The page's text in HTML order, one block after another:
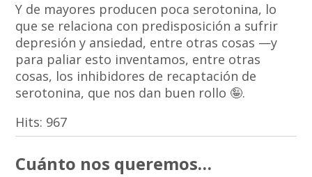
Y de mayores producen poca serotonina, lo
que se relaciona con predisposición a sufrir
depresión y ansiedad, entre otras cosas —y
para paliar esto inventamos, entre otras
cosas, los inhibidores de recaptación de
serotonina, que nos dan buen rollo 🤪.
Hits: 967
Cuánto nos queremos…